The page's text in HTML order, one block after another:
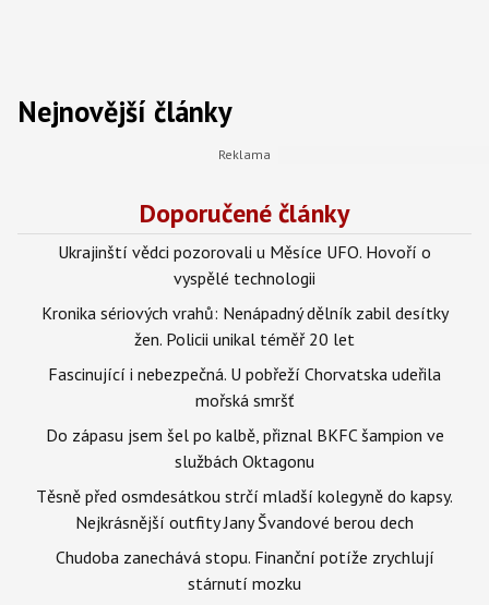
Nejnovější články
Doporučené články
Ukrajinští vědci pozorovali u Měsíce UFO. Hovoří o
vyspělé technologii
Kronika sériových vrahů: Nenápadný dělník zabil desítky
žen. Policii unikal téměř 20 let
Fascinující i nebezpečná. U pobřeží Chorvatska udeřila
mořská smršť
Do zápasu jsem šel po kalbě, přiznal BKFC šampion ve
službách Oktagonu
Těsně před osmdesátkou strčí mladší kolegyně do kapsy.
Nejkrásnější outfity Jany Švandové berou dech
Chudoba zanechává stopu. Finanční potíže zrychlují
stárnutí mozku